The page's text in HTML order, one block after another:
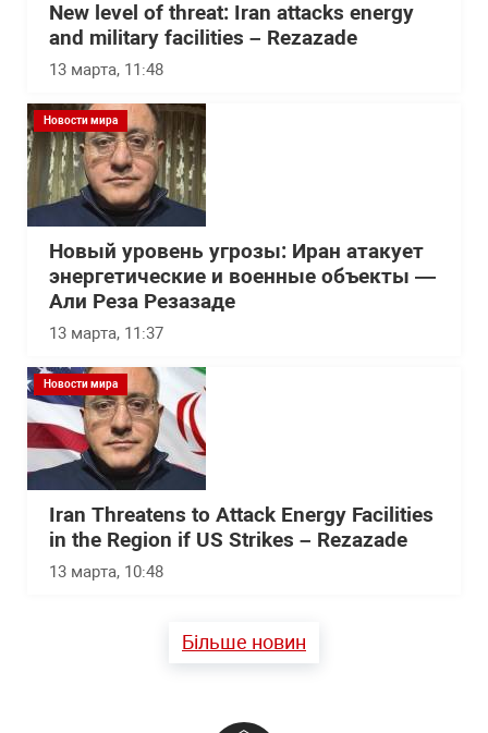
New level of threat: Iran attacks energy
and military facilities – Rezazade
13 марта, 11:48
Новости мира
Новый уровень угрозы: Иран атакует
энергетические и военные объекты —
Али Реза Резазаде
13 марта, 11:37
Новости мира
Iran Threatens to Attack Energy Facilities
in the Region if US Strikes – Rezazade
13 марта, 10:48
Більше новин